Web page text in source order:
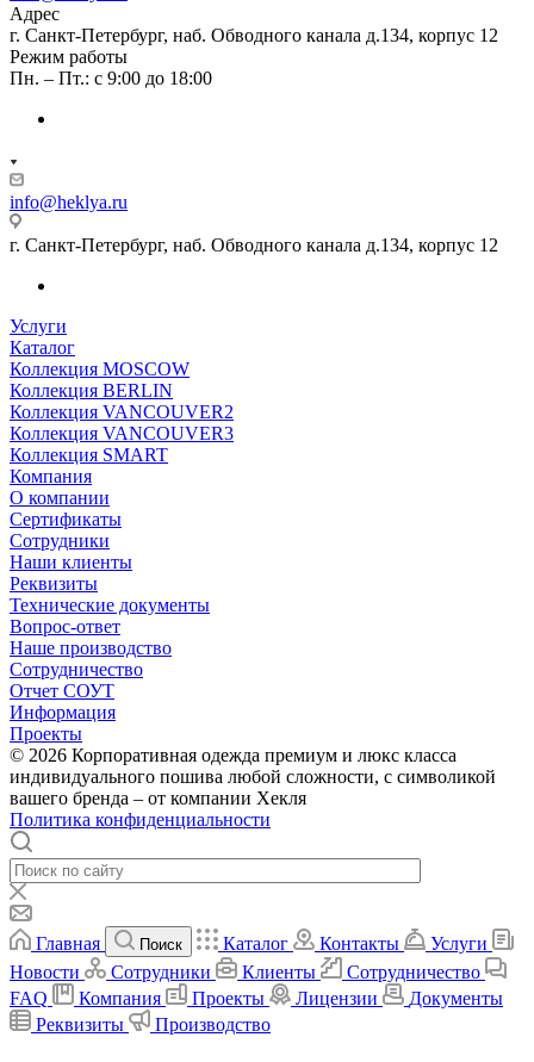
Адрес
г. Санкт-Петербург, наб. Обводного канала д.134, корпус 12
Режим работы
Пн. – Пт.: с 9:00 до 18:00
info@heklya.ru
г. Санкт-Петербург, наб. Обводного канала д.134, корпус 12
Услуги
Каталог
Коллекция MOSCOW
Коллекция BERLIN
Коллекция VANCOUVER2
Коллекция VANCOUVER3
Коллекция SMART
Компания
О компании
Сертификаты
Сотрудники
Наши клиенты
Реквизиты
Технические документы
Вопрос-ответ
Наше производство
Сотрудничество
Отчет СОУТ
Информация
Проекты
© 2026 Корпоративная одежда премиум и люкс класса
индивидуального пошива любой сложности, с символикой
вашего бренда – от компании Хекля
Политика конфиденциальности
Главная Поиск Каталог Контакты
Услуги
Новости
Сотрудники Клиенты
Сотрудничество
FAQ
Компания Проекты Лицензии
Документы
Реквизиты
Производство